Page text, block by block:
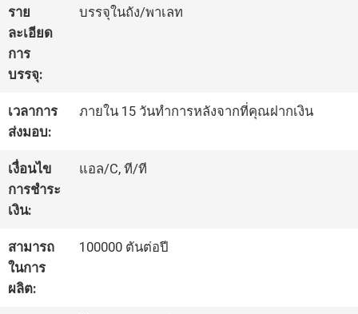
ติดต่อ
เรา
ขอ
ใบ
เสนอ
ราคา
ราย
ละเอียด
การ
บรรจุ:
บรรจุในถัง/พาเลท
เวลาการ
ส่งมอบ:
ภายใน 15 วันทำการหลังจากที่คุณฝากเงิน
เงื่อนไข
การชำระ
เงิน:
แอล/C, ที/ที
สามารถ
ในการ
ผลิต:
100000 ตันต่อปี